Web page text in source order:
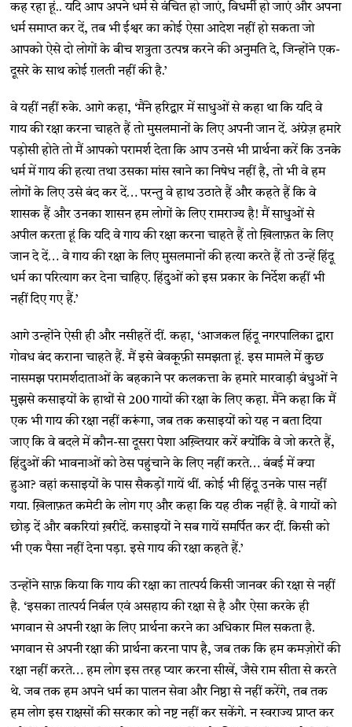
कह रहा हूं.. यदि आप अपने धर्म से वंचित हो जाएं, विधर्मी हो जाएं और अपना
धर्म समाप्त कर दें, तब भी ईश्वर का कोई ऐसा आदेश नहीं हो सकता जो
आपको ऐसे दो लोगों के बीच शत्रुता उत्पन्न करने की अनुमति दे, जिन्होंने एक-
दूसरे के साथ कोई ग़लती नहीं की है.’
वे यहीं नहीं रुके. आगे कहा, ‘मैंने हरिद्वार में साधुओं से कहा था कि यदि वे
गाय की रक्षा करना चाहते हैं तो मुसलमानों के लिए अपनी जान दें. अंग्रेज़ हमारे
पड़ोसी होते तो मैं आपको परामर्श देता कि आप उनसे भी प्रार्थना करें कि उनके
धर्म में गाय की हत्या तथा उसका मांस खाने का निषेध नहीं है, तो भी वे हम
लोगों के लिए उसे बंद कर दें… परन्तु वे हाथ उठाते हैं और कहते हैं कि वे
शासक हैं और उनका शासन हम लोगों के लिए रामराज्य है! मैं साधुओं से
अपील करता हूं कि यदि वे गाय की रक्षा करना चाहते हैं तो ख़िलाफ़त के लिए
जान दे दें… वे गाय की रक्षा के लिए मुसलमानों की हत्या करते हैं तो उन्हें हिंदू
धर्म का परित्याग कर देना चाहिए. हिंदुओं को इस प्रकार के निर्देश कहीं भी
नहीं दिए गए हैं.’
आगे उन्होंने ऐसी ही और नसीहतें दीं. कहा, ‘आजकल हिंदू नगरपालिका द्वारा
गोवध बंद कराना चाहते हैं. मैं इसे बेवकूफ़ी समझता हूं. इस मामले में कुछ
नासमझ परामर्शदाताओं के बहकाने पर कलकत्ता के हमारे मारवाड़ी बंधुओं ने
मुझसे कसाइयों के हाथों से 200 गायों की रक्षा के लिए कहा. मैंने कहा कि मैं
एक भी गाय की रक्षा नहीं करूंगा, जब तक कसाइयों को यह न बता दिया
जाए कि वे बदले में कौन-सा दूसरा पेशा अख़्तियार करें क्योंकि वे जो करते हैं,
हिंदुओं की भावनाओं को ठेस पहुंचाने के लिए नहीं करते… बंबई में क्या
हुआ? वहां कसाइयों के पास सैकड़ों गायें थीं. कोई भी हिंदू उनके पास नहीं
गया. ख़िलाफ़त कमेटी के लोग गए और कहा कि यह ठीक नहीं है. वे गायों को
छोड़ दें और बकरियां ख़रीदें. कसाइयों ने सब गायें समर्पित कर दीं. किसी को
भी एक पैसा नहीं देना पड़ा. इसे गाय की रक्षा कहते हैं.’
उन्होंने साफ़ किया कि गाय की रक्षा का तात्पर्य किसी जानवर की रक्षा से नहीं
है. ‘इसका तात्पर्य निर्बल एवं असहाय की रक्षा से है और ऐसा करके ही
भगवान से अपनी रक्षा के लिए प्रार्थना करने का अधिकार मिल सकता है.
भगवान से अपनी रक्षा की प्रार्थना करना पाप है, जब तक कि हम कमज़ोरों की
रक्षा नहीं करते… हम लोग इस तरह प्यार करना सीखें, जैसे राम सीता से करते
थे. जब तक हम अपने धर्म का पालन सेवा और निष्ठा से नहीं करेंगे, तब तक
हम लोग इस राक्षसों की सरकार को नष्ट नहीं कर सकेंगे. न स्वराज्य प्राप्त कर